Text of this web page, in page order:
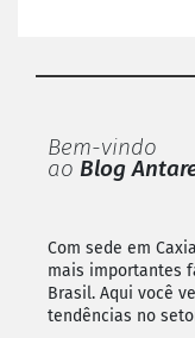
Bem-vindo
ao Blog
Com sede em
mais importantes
Brasil. Aqui você
tendências no